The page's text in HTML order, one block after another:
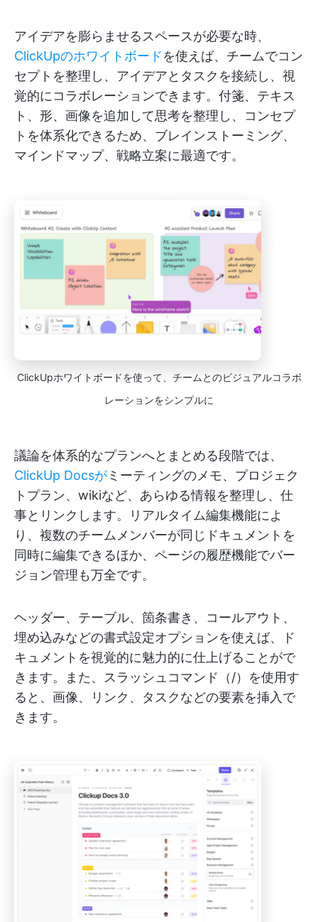
アイデアを膨らませるスペースが必要な時、
ClickUpのホワイトボードを使えば、チームでコン
セプトを整理し、アイデアとタスクを接続し、視
覚的にコラボレーションできます。付箋、テキス
ト、形、画像を追加して思考を整理し、コンセプ
トを体系化できるため、ブレインストーミング、
マインドマップ、戦略立案に最適です。
ClickUpホワイトボードを使って、チームとのビジュアルコラボ
レーションをシンプルに
議論を体系的なプランへとまとめる段階では、
ClickUp Docsがミーティングのメモ、プロジェク
トプラン、wikiなど、あらゆる情報を整理し、仕
事とリンクします。リアルタイム編集機能によ
り、複数のチームメンバーが同じドキュメントを
同時に編集できるほか、ページの履歴機能でバー
ジョン管理も万全です。
ヘッダー、テーブル、箇条書き、コールアウト、
埋め込みなどの書式設定オプションを使えば、ド
キュメントを視覚的に魅力的に仕上げることがで
きます。また、スラッシュコマンド（/）を使用す
ると、画像、リンク、タスクなどの要素を挿入で
きます。